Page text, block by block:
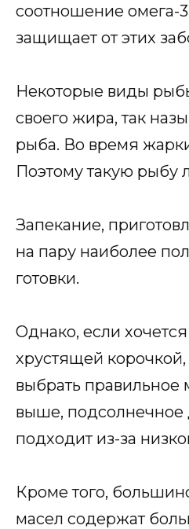
соотношение омега-
защищает от этих
Некоторые виды
своего жира, так
рыба. Во время
Поэтому такую рыбу
Запекание,
на пару наиболее
готовки.
Однако, если
хрустящей
выбрать правильное
выше, подсолнечное
подходит из-за
Кроме того,
масел содержат